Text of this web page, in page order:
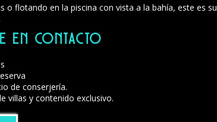
flotando en la piscina con vista a la bahía, este es su
en contacto
de conserjería.
villas y contenido exclusivo.